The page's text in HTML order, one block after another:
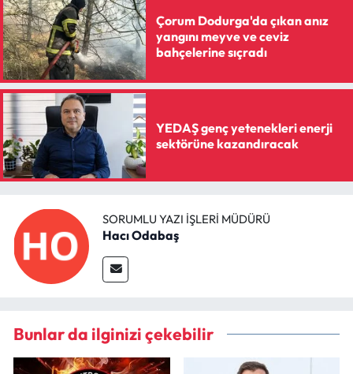
Çorum Dodurga'da çıkan anız
yangını meyve ve ceviz
bahçelerine sıçradı
YEDAŞ genç yetenekleri enerji
sektörüne kazandıracak
SORUMLU YAZI İŞLERI MÜDÜRÜ
Hacı Odabaş
Bunlar da ilginizi çekebilir